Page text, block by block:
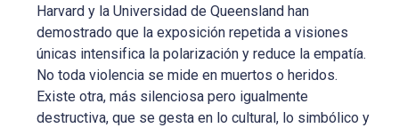
Harvard y la Universidad de Queensland han
demostrado que la exposición repetida a visiones
únicas intensifica la polarización y reduce la empatía.
No toda violencia se mide en muertos o heridos.
Existe otra, más silenciosa pero igualmente
destructiva, que se gesta en lo cultural, lo simbólico y